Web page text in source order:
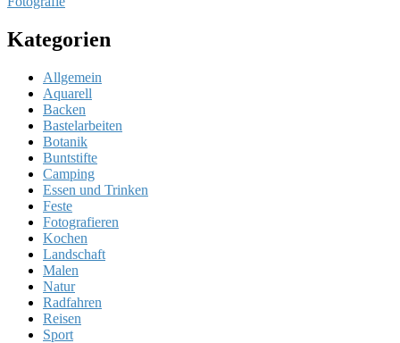
Kategorien
Allgemein
Aquarell
Backen
Bastelarbeiten
Botanik
Buntstifte
Camping
Essen und Trinken
Feste
Fotografieren
Kochen
Landschaft
Malen
Natur
Radfahren
Reisen
Sport